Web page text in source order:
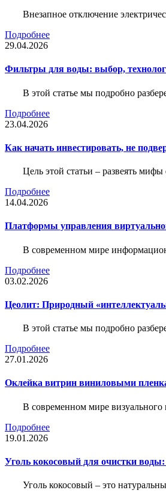
Внезапное отключение
Подробнее
29.04.2026
Фильтры для воды: выбор,
В этой статье мы подробно
Подробнее
23.04.2026
Как начать инвестировать, не
Цель этой статьи – развеять
Подробнее
14.04.2026
Платформы управления
В современном мире
Подробнее
03.02.2026
Цеолит: Природный
В этой статье мы подробно
Подробнее
27.01.2026
Оклейка витрин виниловыми
В современном мире визуального
Подробнее
19.01.2026
Уголь кокосовый для очистки воды:
Уголь кокосовый – это